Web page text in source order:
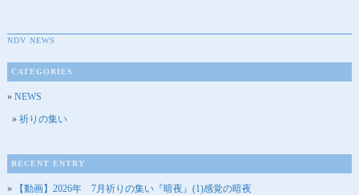
NDV NEWS
CATEGORIES
NEWS
祈りの集い
RECENT ENTRY
【動画】2026年 7月祈りの集い『暗夜』(1)感覚の暗夜